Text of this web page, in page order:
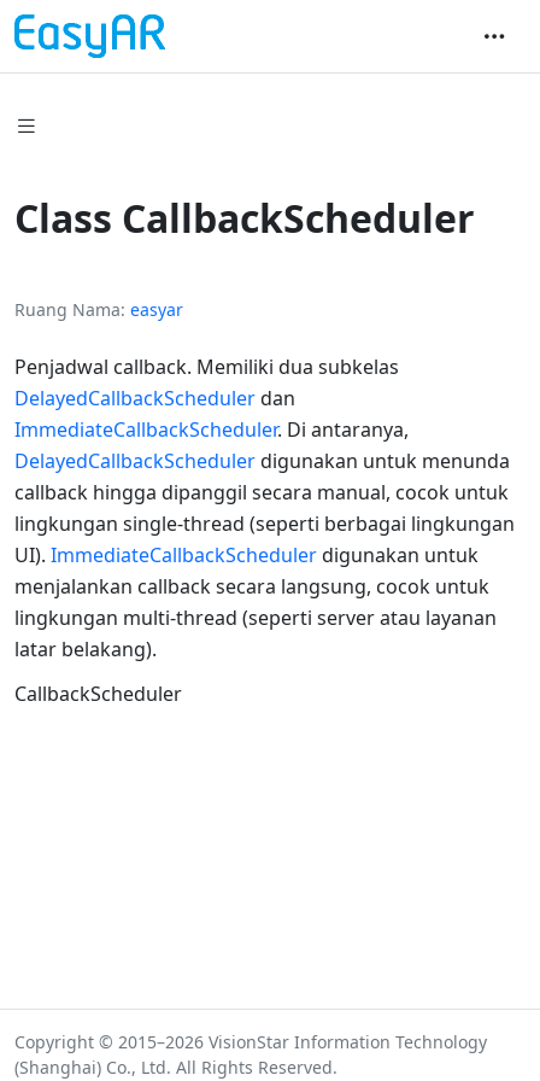
Class CallbackScheduler
Ruang Nama easyar
Penjadwal callback. Memiliki dua subkelas
DelayedCallbackSchedulerdan
ImmediateCallbackScheduler. Di antaranya,
DelayedCallbackSchedulerdigunakan untuk menunda
callback hingga dipanggil secara manual, cocok untuk
lingkungan single-thread (seperti berbagai lingkungan
UI). ImmediateCallbackSchedulerdigunakan untuk
menjalankan callback secara langsung, cocok untuk
lingkungan multi-thread (seperti server atau layanan
latar belakang).
CallbackScheduler
Copyright © 2015–2026 VisionStar Information Technology
(Shanghai) Co., Ltd. All Rights Reserved.